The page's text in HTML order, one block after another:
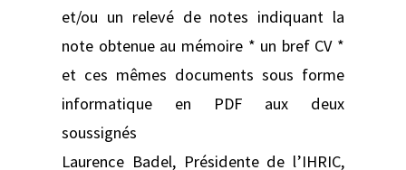
et/ou un relevé de notes indiquant la
note obtenue au mémoire * un bref CV *
et ces mêmes documents sous forme
informatique en PDF aux deux
soussignés
Laurence Badel, Présidente de l’IHRIC,